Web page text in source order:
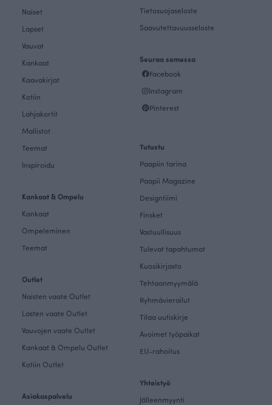
Naiset
Lapset
Vauvat
Kankaat
Kaavakirjat
Kotiin
Lahjakortit
Mallistot
Teemat
Inspiroidu
Kankaat & Ompelu
Kankaat
Ompeleminen
Teemat
Outlet
Naisten vaate Outlet
Lasten vaate Outlet
Vauvojen vaate Outlet
Kankaat & Ompelu Outlet
Kotiin Outlet
Asiakaspalvelu
Tietosuojaseloste
Saavutettavuusseloste
Seuraa somessa
Facebook
Instagram
Pinterest
Tutustu
Paapiin tarina
Paapii Magazine
Designtiimi
Finsket
Vastuullisuus
Tulevat tapahtumat
Kuosikirjasto
Tehtaanmyymälä
Ryhmävierailut
Tilaa uutiskirje
Avoimet työpaikat
EU-rahoitus
Yhteistyö
Jälleenmyynti